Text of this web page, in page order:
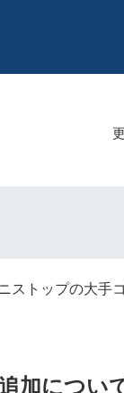
ストップの大手
加につい